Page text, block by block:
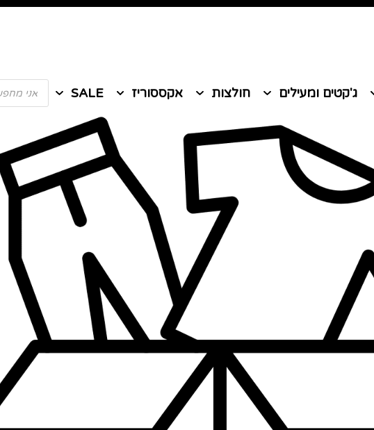
ג'קטים ומעילים חולצות אקססוריז SALE
Products
search